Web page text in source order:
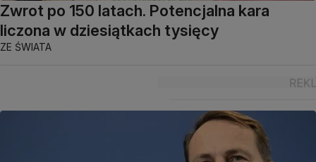
Zwrot po 150 latach. Potencjalna kara
liczona w dziesiątkach tysięcy
ZE ŚWIATA